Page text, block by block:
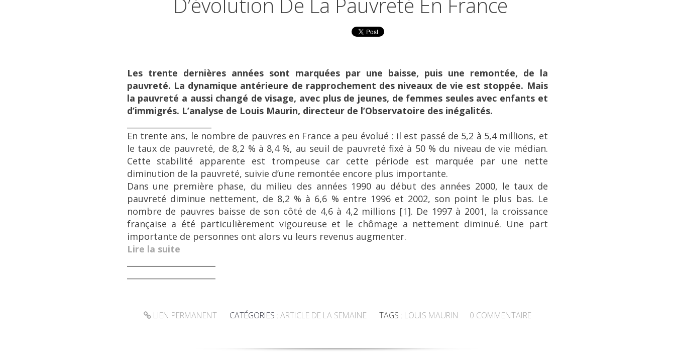
Les trente dernières années sont marquées par une baisse, puis une remontée, de la
pauvreté. La dynamique antérieure de rapprochement des niveaux de vie est stoppée. Mais
la pauvreté a aussi changé de visage, avec plus de jeunes, de femmes seules avec enfants et
d’immigrés. L’analyse de Louis Maurin, directeur de l’Observatoire des inégalités.
En trente ans, le nombre de pauvres en France a peu évolué : il est passé de 5,2 à 5,4 millions, et
le taux de pauvreté, de 8,2 % à 8,4 %, au seuil de pauvreté fixé à 50 % du niveau de vie médian.
Cette stabilité apparente est trompeuse car cette période est marquée par une nette
diminution de la pauvreté, suivie d’une remontée encore plus importante.
Dans une première phase, du milieu des années 1990 au début des années 2000, le taux de
pauvreté diminue nettement, de 8,2 % à 6,6 % entre 1996 et 2002, son point le plus bas. Le
nombre de pauvres baisse de son côté de 4,6 à 4,2 millions [1]. De 1997 à 2001, la croissance
française a été particulièrement vigoureuse et le chômage a nettement diminué. Une part
importante de personnes ont alors vu leurs revenus augmenter.
Lire la suite
LIEN PERMANENT CATÉGORIES : ARTICLE DE LA SEMAINE TAGS : LOUIS MAURIN 0 COMMENTAIRE